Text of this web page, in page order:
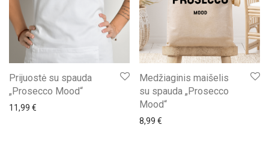
Prijuostė su spauda
„Prosecco Mood“
11,99 €
Medžiaginis maišelis
su spauda „Prosecco
Mood“
8,99 €